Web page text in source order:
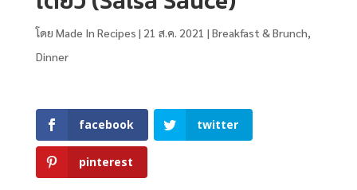
โดย Made In Recipes | 21 ส.ค. 2021 | Breakfast & Brunch,
Dinner
facebook twitter
pinterest